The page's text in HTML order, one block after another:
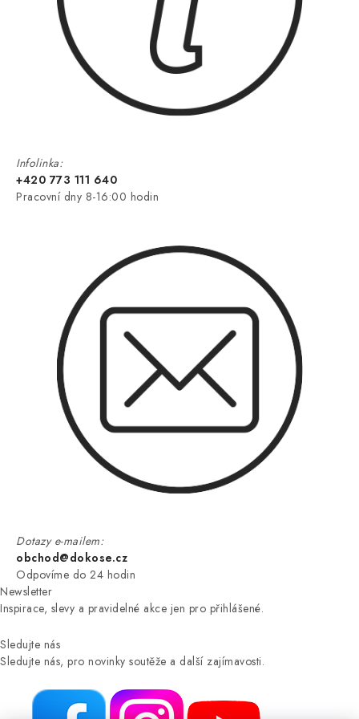
Infolinka:
+420 773 111 640
Pracovní dny 8-16:00 hodin
Dotazy e-mailem:
obchod@dokose.cz
Odpovíme do 24 hodin
Newsletter
Inspirace, slevy a pravidelné akce jen pro přihlášené.
Sledujte nás
Sledujte nás, pro novinky soutěže a další zajímavosti.